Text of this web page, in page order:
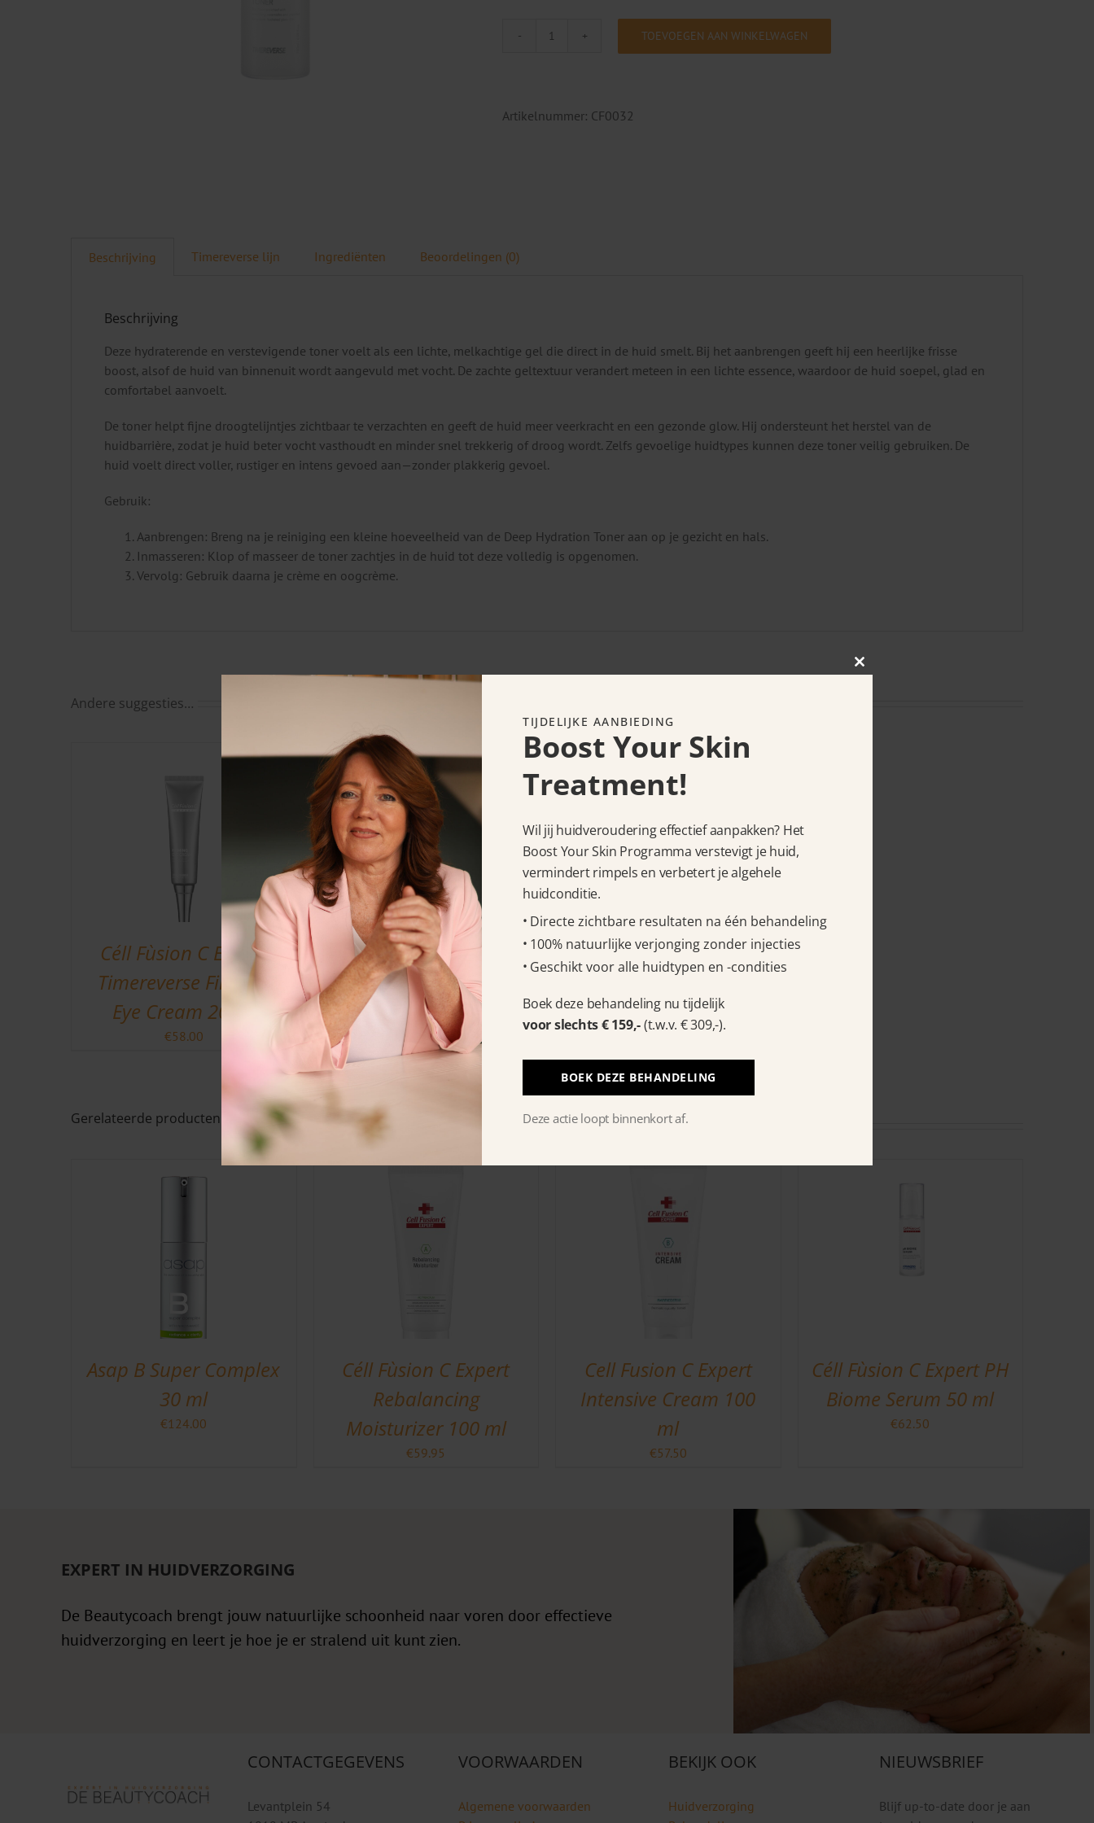
Céll
Toner
TOEVOEGEN AAN WINKELWAGEN
Artikelnummer: CF0032
Beschrijving Timereverse lijn Ingrediënten Beoordelingen (0)
Beschrijving
Deze hydraterende en verstevigende toner voelt als een lichte, melkachtige gel die direct in de huid smelt. Bij het aanbrengen geeft hij een heerlijke frisse
boost, alsof de huid van binnenuit wordt aangevuld met vocht. De zachte geltextuur verandert meteen in een lichte essence, waardoor de huid soepel, glad en
comfortabel aanvoelt.
De toner helpt fijne droogtelijntjes zichtbaar te verzachten en geeft de huid meer veerkracht en een gezonde glow. Hij ondersteunt het herstel van de
huidbarrière, zodat je huid beter vocht vasthoudt en minder snel trekkerig of droog wordt. Zelfs gevoelige huidtypes kunnen deze toner veilig gebruiken. De
huid voelt direct voller, rustiger en intens gevoed aan—zonder plakkerig gevoel.
Gebruik:
Aanbrengen: Breng na je reiniging een kleine hoeveelheid van de Deep Hydration Toner aan op je gezicht en hals.
Inmasseren: Klop of masseer de toner zachtjes in de huid tot deze volledig is opgenomen.
Vervolg: Gebruik daarna je crème en oogcrème.
Andere suggesties…
Céll Fùsion C Expert
Timereverse Firming
Eye Cream 20 ml
€58.00
Gerelateerde producten
Asap B Super Complex
30 ml
€124.00
Céll Fùsion C Expert
Rebalancing
Moisturizer 100 ml
€59.95
Cell Fusion C Expert
Intensive Cream 100
ml
€57.50
Céll Fùsion C Expert PH
Biome Serum 50 ml
€62.50
EXPERT IN HUIDVERZORGING
De Beautycoach brengt jouw natuurlijke schoonheid naar voren door effectieve
huidverzorging en leert je hoe je er stralend uit kunt zien.
CONTACTGEGEVENS
Levantplein 54
VOORWAARDEN
Algemene voorwaarden
BEKIJK OOK
Huidverzorging
NIEUWSBRIEF
Blijf up-to-date door je aan
TIJDELIJKE AANBIEDING
Boost Your Skin
Treatment!
Wil jij huidveroudering effectief aanpakken? Het
Boost Your Skin Programma verstevigt je huid,
vermindert rimpels en verbetert je algehele
huidconditie.
Directe zichtbare resultaten na één behandeling
100% natuurlijke verjonging zonder injecties
Geschikt voor alle huidtypen en -condities
Boek deze behandeling nu tijdelijk
voor slechts € 159,-(t.w.v. € 309,-).
BOEK DEZE BEHANDELING
Deze actie loopt binnenkort af.